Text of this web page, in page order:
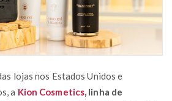
lojas nos Estados Unidos e
a Kion Cosmetics , linha de